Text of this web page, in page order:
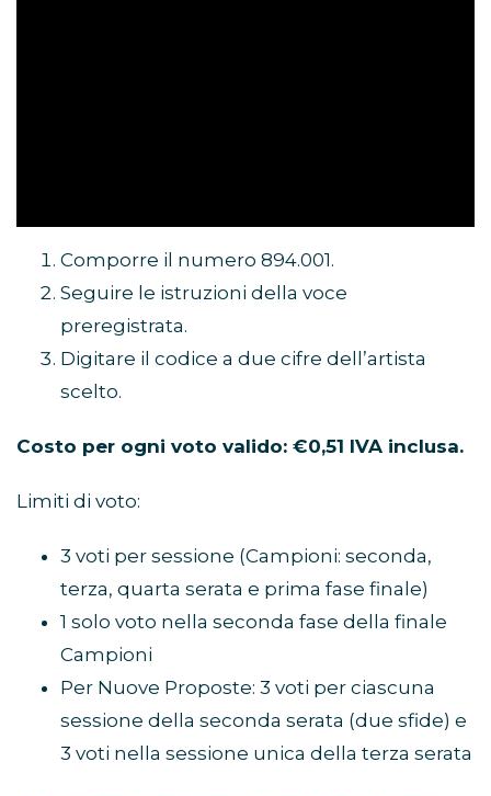
Comporre il numero 894.001.
Seguire le istruzioni della voce
preregistrata.
Digitare il codice a due cifre dell’artista
scelto.
Costo per ogni voto valido: €0,51 IVA inclusa.
Limiti di voto:
3 voti per sessione (Campioni: seconda,
terza, quarta serata e prima fase finale)
1 solo voto nella seconda fase della finale
Campioni
Per Nuove Proposte: 3 voti per ciascuna
sessione della seconda serata (due sfide) e
3 voti nella sessione unica della terza serata